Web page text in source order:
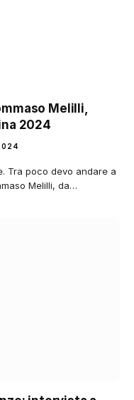
Melilli,
2024
Tra poco devo andare a
Melilli, da…